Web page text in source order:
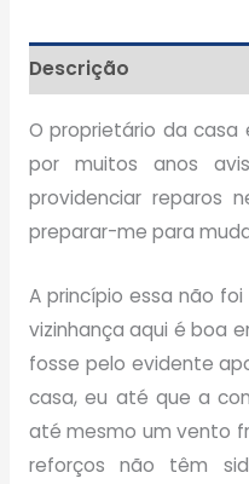
Descrição
O proprietário da casa
por muitos anos
providenciar reparos
preparar-me para
A princípio essa não
vizinhança aqui é boa
fosse pelo evidente
casa, eu até que a
até mesmo um vento
reforços não têm